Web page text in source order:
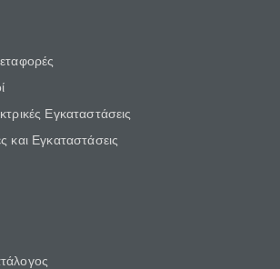
Εγκαταστάσεις
και Εγκαταστάσεις